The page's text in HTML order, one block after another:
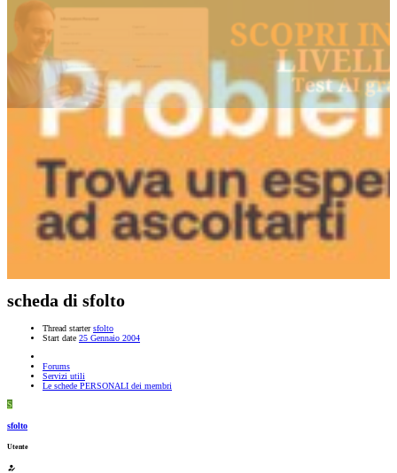
scheda di sfolto
Thread starter sfolto
Start date 25 Gennaio 2004
Forums
Servizi utili
Le schede PERSONALI dei membri
S
sfolto
Utente